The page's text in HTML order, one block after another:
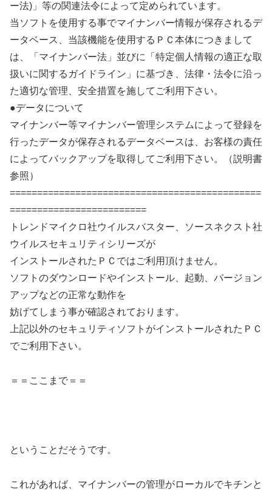
ー法)」等の関連法令によって定められています。
当ソフトを使用する事でマイナンバー情報が保存されるデ
ータベース、当該機能を使用するＰＣ本体につきまして
は、「マイナンバー法」並びに「特定個人情報の適正な取
扱いに関するガイドライン」に基づき、法律・法令に沿っ
た適切な管理、安全措置を施してご利用下さい。
●データについて
マイナンバー等マイナンバー管理システムによって登録を
行ったデータが保存されるデータベースは、お客様の責任
によってバックアップを取得してご利用下さい。（説明書
参照）
==============================================
=========================
トレンドマイクロ社ウイルスバスター、ソースネクスト社
ウイルスセキュリティシリーズが
インストールされたＰＣではご利用頂けません。
ソフトのダウンロードやインストール、起動、バージョン
アップなどの正常な動作を
妨げてしまう事が確認されております。
上記以外のセキュリティソフトがインストールされたＰＣ
でご利用下さい。
＝＝ここまで＝＝
ということだそうです。
これがあれば、マイナンバーの管理がローカルでキチンと